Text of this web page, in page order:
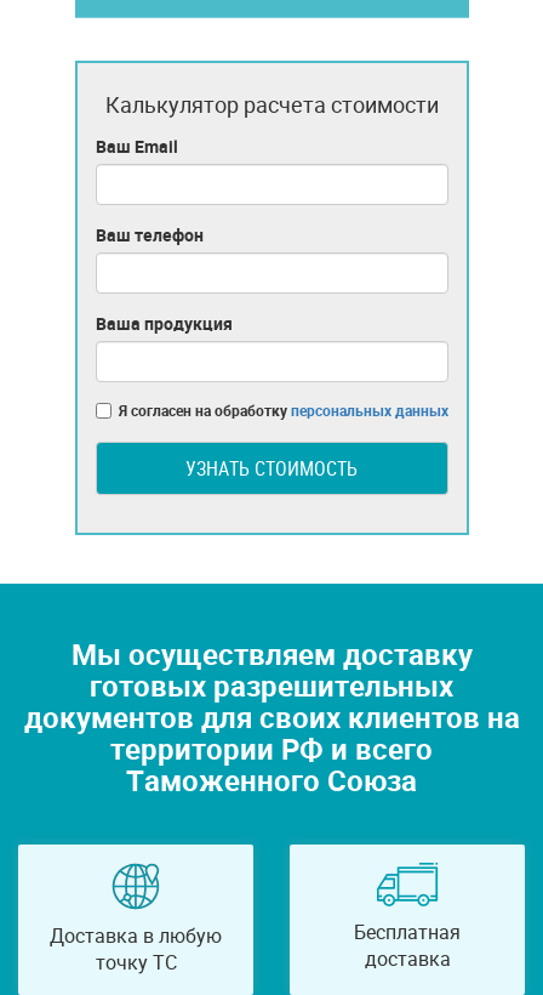
Калькулятор расчета стоимости
Ваш Email
Ваш телефон
Ваша продукция
Я согласен на обработкуперсональных данных
УЗНАТЬ СТОИМОСТЬ
Мы осуществляем доставку
готовых разрешительных
документов для своих клиентов на
территории РФ и всего
Таможенного Союза
Доставка в любую
точку ТС
Бесплатная
доставка